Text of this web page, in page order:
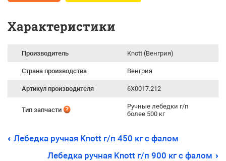
Характеристики
Производитель Knott (Венгрия)
Страна производства Венгрия
Артикул производителя 6X0017.212
Тип запчасти
Ручные лебедки г/п
более 500 кг
Лебедка ручная Knott г/п 450 кг c фалом
Лебедка ручная Knott г/п 900 кг c фалом